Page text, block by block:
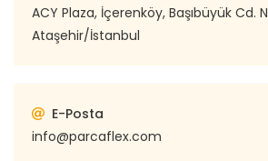
ACY Plaza, İçerenköy, Başıbüyük Cd.
Ataşehir/İstanbul
E-Posta
info@parcaflex.com